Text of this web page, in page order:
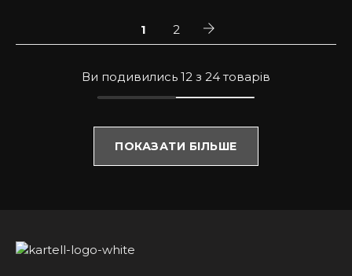
1 2
Ви подивились 12 з 24 товарів
ПОКАЗАТИ БІЛЬШЕ